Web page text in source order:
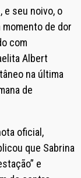
e seu noivo, o
de dor
com
Albert
na última
de
oficial,
que Sabrina
e